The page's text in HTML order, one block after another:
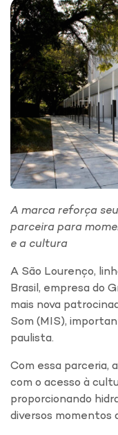
A marca reforça
parceira para
e a cultura
A São Lourenço,
Brasil, empresa do
mais nova
Som (MIS),
paulista.
Com essa parceria,
com o acesso à
proporcionando
diversos momentos